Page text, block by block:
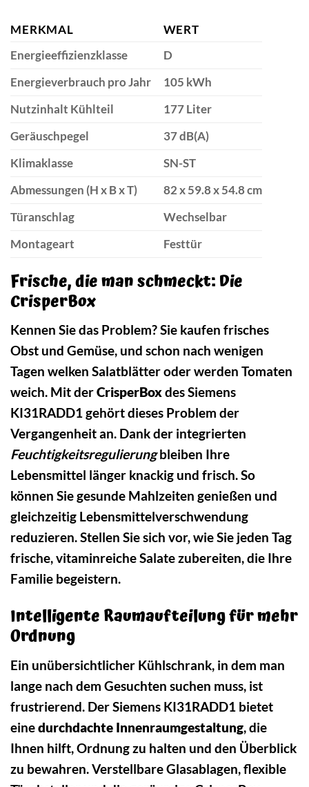
MERKMAL
WERT
Energieeffizienzklasse
D
Energieverbrauch pro Jahr
105 kWh
Nutzinhalt Kühlteil
177 Liter
Geräuschpegel
37 dB(A)
Klimaklasse
SN-ST
Abmessungen (H x B x T)
82 x 59.8 x 54.8 cm
Türanschlag
Wechselbar
Montageart
Festtür
Frische, die man schmeckt: Die
CrisperBox
Kennen Sie das Problem? Sie kaufen frisches
Obst und Gemüse, und schon nach wenigen
Tagen welken Salatblätter oder werden Tomaten
weich. Mit derCrisperBoxdes Siemens
KI31RADD1 gehört dieses Problem der
Vergangenheit an. Dank der integrierten
Feuchtigkeitsregulierungbleiben Ihre
Lebensmittel länger knackig und frisch. So
können Sie gesunde Mahlzeiten genießen und
gleichzeitig Lebensmittelverschwendung
reduzieren. Stellen Sie sich vor, wie Sie jeden Tag
frische, vitaminreiche Salate zubereiten, die Ihre
Familie begeistern.
Intelligente Raumaufteilung für mehr
Ordnung
Ein unübersichtlicher Kühlschrank, in dem man
lange nach dem Gesuchten suchen muss, ist
frustrierend. Der Siemens KI31RADD1 bietet
einedurchdachte Innenraumgestaltung, die
Ihnen hilft, Ordnung zu halten und den Überblick
zu bewahren. Verstellbare Glasablagen, flexible